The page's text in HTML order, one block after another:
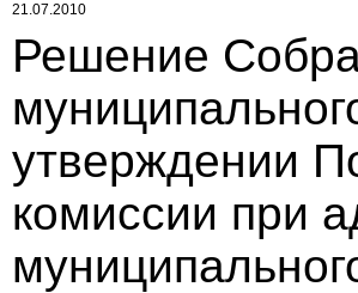
21.07.2010
Решение
утверждении
комиссии при